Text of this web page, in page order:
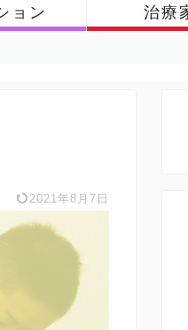
ョン 治療
2021年8月7日